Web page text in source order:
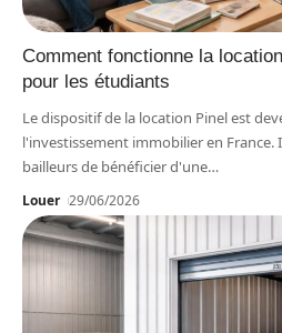
Comment fonctionne la
pour les étudiants
Le dispositif de la location Pinel est
l'investissement immobilier en
bailleurs de bénéficier d'une…
Louer 29/06/2026